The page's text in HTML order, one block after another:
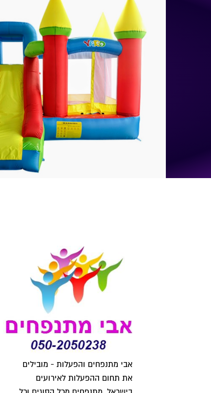
אבי מתנפחים והפעלות - מובילים
את תחום ההפעלות לאירועים